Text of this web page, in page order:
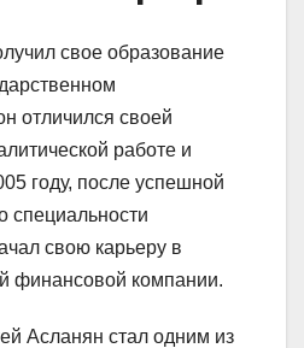
свое образование
отличился своей
работе и
году, после успешной
специальности
свою карьеру в
финансовой компании.
Асланян стал одним из